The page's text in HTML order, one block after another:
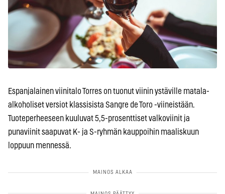
Espanjalainen viinitalo Torres on tuonut viinin ystäville matala-
alkoholiset versiot klassisista Sangre de Toro -viineistään.
Tuoteperheeseen kuuluvat 5,5-prosenttiset valkoviinit ja
punaviinit saapuvat K- ja S-ryhmän kauppoihin maaliskuun
loppuun mennessä.